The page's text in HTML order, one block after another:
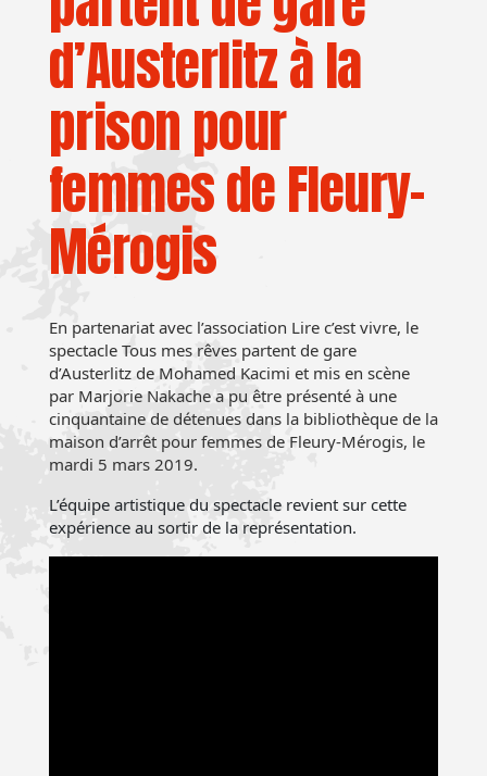
d’Austerlitz à la
prison pour
femmes de Fleury-
Mérogis
En partenariat avec l’association Lire c’est vivre, le
spectacle Tous mes rêves partent de gare
d’Austerlitz de Mohamed Kacimi et mis en scène
par Marjorie Nakache a pu être présenté à une
cinquantaine de détenues dans la bibliothèque de la
maison d’arrêt pour femmes de Fleury-Mérogis, le
mardi 5 mars 2019.
L’équipe artistique du spectacle revient sur cette
expérience au sortir de la représentation.